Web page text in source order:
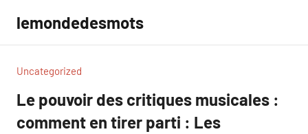
contenu
lemondedesmots
Uncategorized
Le pouvoir des critiques musicales :
comment en tirer parti : Les